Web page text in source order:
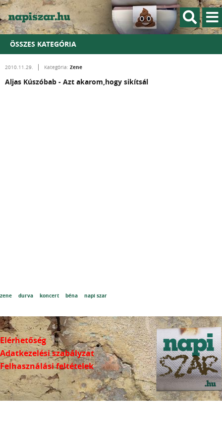
ÖSSZES KATEGÓRIA
2010.11.29. Kategória: Zene
Aljas Kúszóbab - Azt akarom,hogy sikítsál
zene durva koncert béna napi szar
Elérhetőség
Adatkezelési szabályzat
Felhasználási feltételek